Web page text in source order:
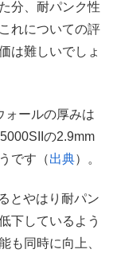
分、耐パンク性
れについての評
は難しいでしょ
ォールの厚みは
の2.9mm
です（出典）。
とやはり耐パン
下しているよう
も同時に向上、